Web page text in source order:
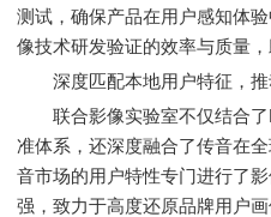
测试，确保产品在用户感知体
像技术研发验证的效率与质量，
深度匹配本地用户特征，推
联合影像实验室不仅结合了
准体系，还深度融合了传音在
音市场的用户特性专门进行了
强，致力于高度还原品牌用户